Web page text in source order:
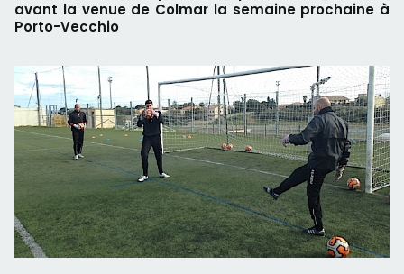
avant la venue de Colmar la semaine prochaine à
Porto-Vecchio